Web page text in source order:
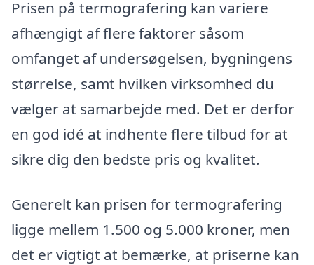
Prisen på termografering kan variere
afhængigt af flere faktorer såsom
omfanget af undersøgelsen, bygningens
størrelse, samt hvilken virksomhed du
vælger at samarbejde med. Det er derfor
en god idé at indhente flere tilbud for at
sikre dig den bedste pris og kvalitet.
Generelt kan prisen for termografering
ligge mellem 1.500 og 5.000 kroner, men
det er vigtigt at bemærke, at priserne kan